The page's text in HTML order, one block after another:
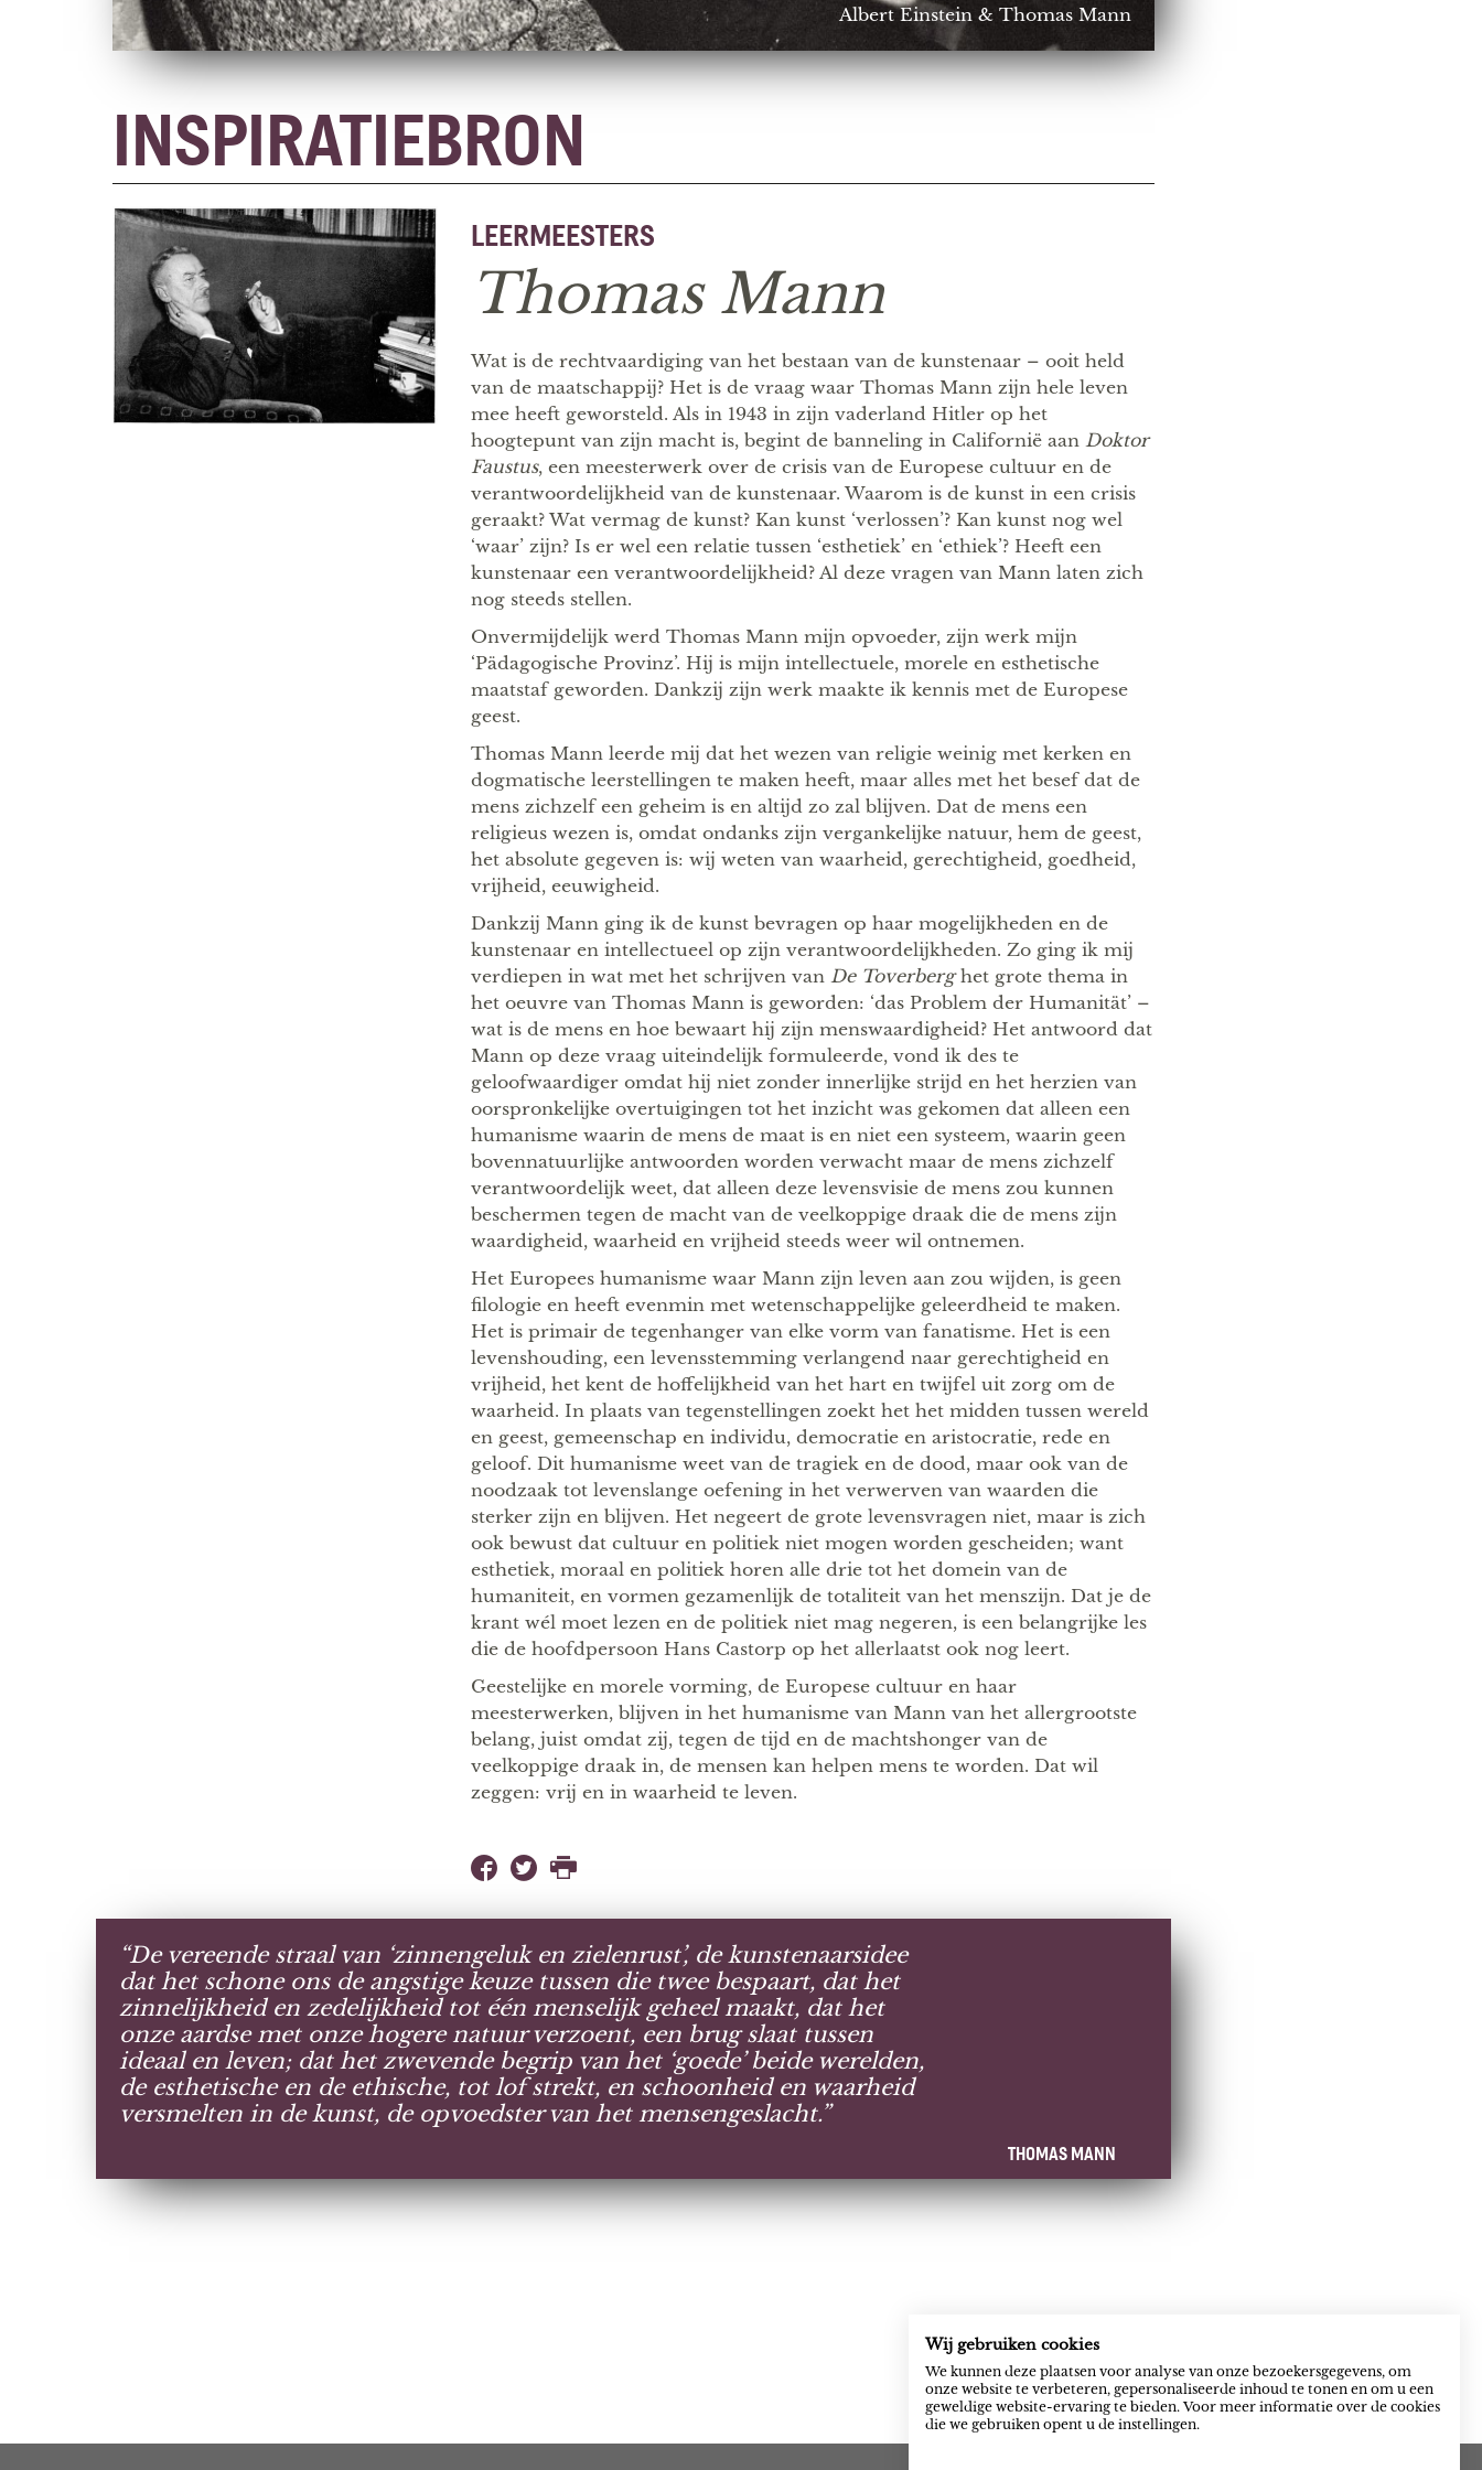
Albert Einstein & Thomas Mann
INSPIRATIEBRON
LEERMEESTERS
Thomas Mann
Wat is de rechtvaardiging van het bestaan van de kunstenaar – ooit held
van de maatschappij? Het is de vraag waar Thomas Mann zijn hele leven
mee heeft geworsteld. Als in 1943 in zijn vaderland Hitler op het
hoogtepunt van zijn macht is, begint de banneling in Californië aan Doktor
Faustus, een meesterwerk over de crisis van de Europese cultuur en de
verantwoordelijkheid van de kunstenaar. Waarom is de kunst in een crisis
geraakt? Wat vermag de kunst? Kan kunst ‘verlossen’? Kan kunst nog wel
‘waar’ zijn? Is er wel een relatie tussen ‘esthetiek’ en ‘ethiek’? Heeft een
kunstenaar een verantwoordelijkheid? Al deze vragen van Mann laten zich
nog steeds stellen.
Onvermijdelijk werd Thomas Mann mijn opvoeder, zijn werk mijn
‘Pädagogische Provinz’. Hij is mijn intellectuele, morele en esthetische
maatstaf geworden. Dankzij zijn werk maakte ik kennis met de Europese
geest.
Thomas Mann leerde mij dat het wezen van religie weinig met kerken en
dogmatische leerstellingen te maken heeft, maar alles met het besef dat de
mens zichzelf een geheim is en altijd zo zal blijven. Dat de mens een
religieus wezen is, omdat ondanks zijn vergankelijke natuur, hem de geest,
het absolute gegeven is: wij weten van waarheid, gerechtigheid, goedheid,
vrijheid, eeuwigheid.
Dankzij Mann ging ik de kunst bevragen op haar mogelijkheden en de
kunstenaar en intellectueel op zijn verantwoordelijkheden. Zo ging ik mij
verdiepen in wat met het schrijven van De Toverberghet grote thema in
het oeuvre van Thomas Mann is geworden: ‘das Problem der Humanität’ –
wat is de mens en hoe bewaart hij zijn menswaardigheid? Het antwoord dat
Mann op deze vraag uiteindelijk formuleerde, vond ik des te
geloofwaardiger omdat hij niet zonder innerlijke strijd en het herzien van
oorspronkelijke overtuigingen tot het inzicht was gekomen dat alleen een
humanisme waarin de mens de maat is en niet een systeem, waarin geen
bovennatuurlijke antwoorden worden verwacht maar de mens zichzelf
verantwoordelijk weet, dat alleen deze levensvisie de mens zou kunnen
beschermen tegen de macht van de veelkoppige draak die de mens zijn
waardigheid, waarheid en vrijheid steeds weer wil ontnemen.
Het Europees humanisme waar Mann zijn leven aan zou wijden, is geen
filologie en heeft evenmin met wetenschappelijke geleerdheid te maken.
Het is primair de tegenhanger van elke vorm van fanatisme. Het is een
levenshouding, een levensstemming verlangend naar gerechtigheid en
vrijheid, het kent de hoffelijkheid van het hart en twijfel uit zorg om de
waarheid. In plaats van tegenstellingen zoekt het het midden tussen wereld
en geest, gemeenschap en individu, democratie en aristocratie, rede en
geloof. Dit humanisme weet van de tragiek en de dood, maar ook van de
noodzaak tot levenslange oefening in het verwerven van waarden die
sterker zijn en blijven. Het negeert de grote levensvragen niet, maar is zich
ook bewust dat cultuur en politiek niet mogen worden gescheiden; want
esthetiek, moraal en politiek horen alle drie tot het domein van de
humaniteit, en vormen gezamenlijk de totaliteit van het menszijn. Dat je de
krant wél moet lezen en de politiek niet mag negeren, is een belangrijke les
die de hoofdpersoon Hans Castorp op het allerlaatst ook nog leert.
Geestelijke en morele vorming, de Europese cultuur en haar
meesterwerken, blijven in het humanisme van Mann van het allergrootste
belang, juist omdat zij, tegen de tijd en de machtshonger van de
veelkoppige draak in, de mensen kan helpen mens te worden. Dat wil
zeggen: vrij en in waarheid te leven.
“De vereende straal van ‘zinnengeluk en zielenrust’, de kunstenaarsidee
dat het schone ons de angstige keuze tussen die twee bespaart, dat het
zinnelijkheid en zedelijkheid tot één menselijk geheel maakt, dat het
onze aardse met onze hogere natuur verzoent, een brug slaat tussen
ideaal en leven; dat het zwevende begrip van het ‘goede’ beide werelden,
de esthetische en de ethische, tot lof strekt, en schoonheid en waarheid
versmelten in de kunst, de opvoedster van het mensengeslacht.”
THOMAS MANN
Wij gebruiken cookies
We kunnen deze plaatsen voor analyse van onze bezoekersgegevens, om
onze website te verbeteren, gepersonaliseerde inhoud te tonen en om u een
geweldige website-ervaring te bieden. Voor meer informatie over de cookies
die we gebruiken opent u de instellingen.